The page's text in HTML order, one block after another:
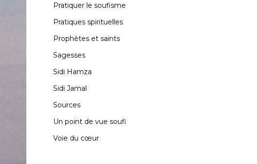
Pratiquer le soufisme
Pratiques spirituelles
Prophètes et saints
Sagesses
Sidi Hamza
Sidi Jamal
Sources
Un point de vue soufi
Voie du cœur